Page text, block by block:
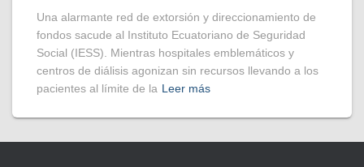
​Una alarmante red de extorsión y direccionamiento de
fondos sacude al Instituto Ecuatoriano de Seguridad
Social (IESS). Mientras hospitales emblemáticos y
centros de diálisis agonizan sin recursos llevando a los
pacientes al límite de la Leer más